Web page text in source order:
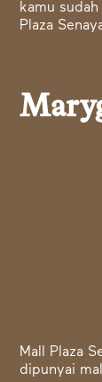
kamu
Plaza
Mall Plaza
dipunyai